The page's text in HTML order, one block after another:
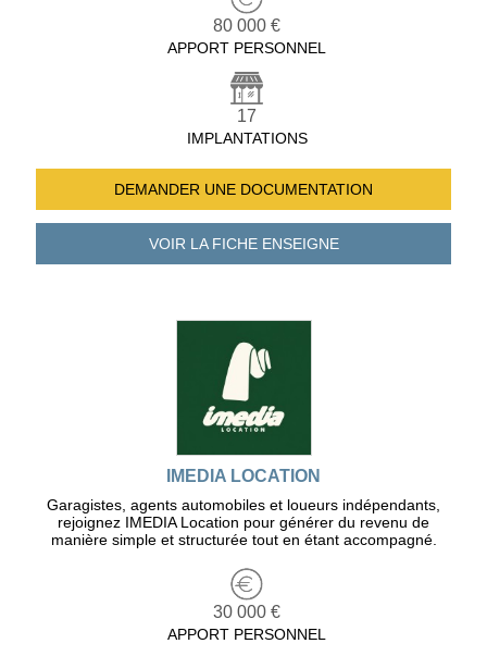
80 000 €
APPORT PERSONNEL
17
IMPLANTATIONS
DEMANDER UNE DOCUMENTATION
VOIR LA FICHEENSEIGNE
IMEDIA LOCATION
Garagistes, agents automobiles et loueurs indépendants,
rejoignez IMEDIA Location pour générer du revenu de
manière simple et structurée tout en étant accompagné.
30 000 €
APPORT PERSONNEL